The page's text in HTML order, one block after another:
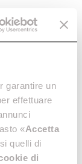
garantire un
effettuare
«Accetta
quelli di
di